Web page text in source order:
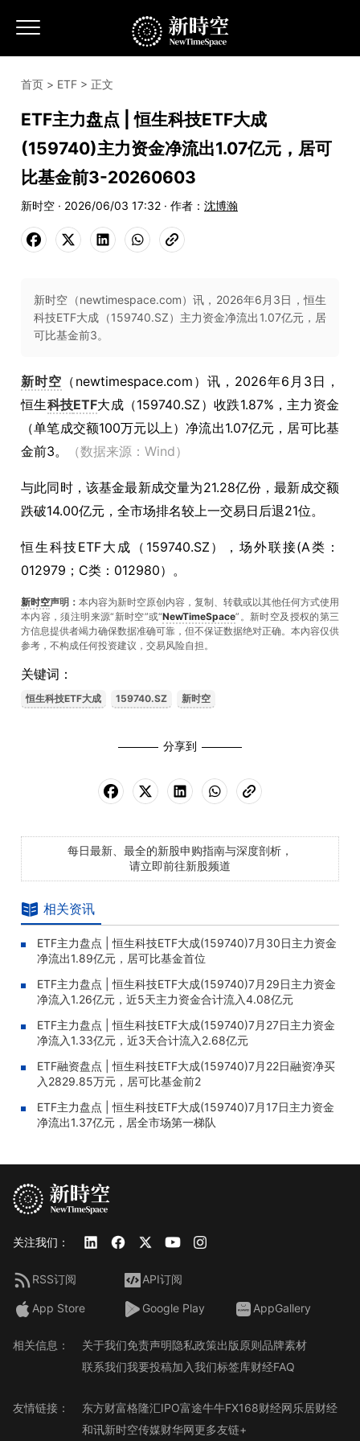
首页 > ETF > 正文
ETF主力盘点 | 恒生科技ETF大成
(159740)主力资金净流出1.07亿元，居可
比基金前3-20260603
新时空 · 2026/06/03 17:32 · 作者： 沈博瀚
新时空（newtimespace.com）讯，2026年6月3日，恒生
科技ETF大成（159740.SZ）主力资金净流出1.07亿元，居
可比基金前3。
新时空 （ newtimespace.com ）讯， 2026年6月3日，
恒生科技ETF大成（159740.SZ）收跌1.87%，主力资金
（单笔成交额100万元以上）净流出1.07亿元，居可比基
金前3。
（数据来源：Wind）
与此同时，该基金最新成交量为21.28亿份，最新成交额
跌破14.00亿元，全市场排名较上一交易日后退21位。
恒生科技ETF大成（159740.SZ），场外联接(A类：
012979；C类：012980）。
新时空声明： 本内容为新时空原创内容，复制、转载或以其他任何方式使用
本内容，须注明来源“新时空”或“NewTimeSpace”。新时空及授权的第三
方信息提供者竭力确保数据准确可靠，但不保证数据绝对正确。本內容仅供
参考，不构成任何投资建议，交易风险自担。
关键词：
恒生科技ETF大成 159740.SZ 新时空
分享到
每日最新、最全的新股申购指南与深度剖析，
请立即前往新股频道
相关资讯
ETF主力盘点 | 恒生科技ETF大成(159740)7月30日主力资金
净流出1.89亿元，居可比基金首位
ETF主力盘点 | 恒生科技ETF大成(159740)7月29日主力资金
净流入1.26亿元，近5天主力资金合计流入4.08亿元
ETF主力盘点 | 恒生科技ETF大成(159740)7月27日主力资金
净流入1.33亿元，近3天合计流入2.68亿元
ETF融资盘点 | 恒生科技ETF大成(159740)7月22日融资净买
入2829.85万元，居可比基金前2
ETF主力盘点 | 恒生科技ETF大成(159740)7月17日主力资金
净流出1.37亿元，居全市场第一梯队
关注我们：
RSS订阅 API订阅
App Store Google Play AppGallery
相关信息： 关于我们免责声明隐私政策出版原则品牌素材
联系我们我要投稿加入我们标签库财经FAQ
友情链接： 东方财富格隆汇IPO富途牛牛FX168财经网乐居财经
和讯新时空传媒财华网更多友链+